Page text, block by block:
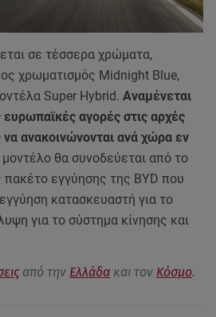
σε τέσσερα χρώματα,
χρωματισμός Midnight Blue,
Super Hybrid. Αναμένεται
αγορές στις αρχές
να ανακοινώνονται ανά χώρα εν
θα συνοδεύεται από το
εγγύησης της BYD που
κατασκευαστή για το
για το σύστημα κίνησης και
από την Ελλάδα και τον Κόσμο.